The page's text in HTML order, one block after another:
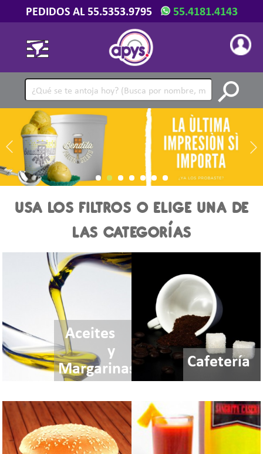
PEDIDOS AL 55.5353.9795 55.4181.4143
USA LOS FILTROS O ELIGE UNA DE
LAS CATEGORÍAS
Aceites
y
Margarinas
Cafetería